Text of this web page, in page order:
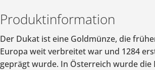
Produktinformation
Der Dukat ist eine Goldmünze, die
Europa weit verbreitet war und 1284
geprägt wurde. In Österreich wurde die